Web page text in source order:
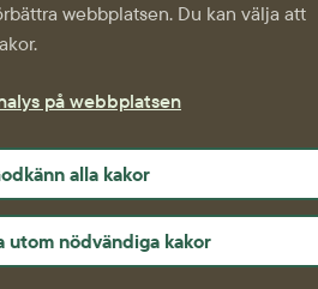
webbplatsen. Du kan välja att
på webbplatsen
alla kakor
utom nödvändiga kakor